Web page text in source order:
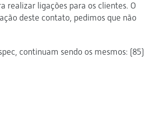
realizar ligações para os clientes. O
deste contato, pedimos que não
continuam sendo os mesmos: (85)